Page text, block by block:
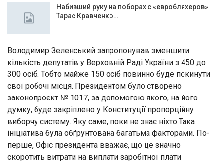
Набивший руку на поборах с «евробляхеров»
Тарас Кравченко…
Володимир Зеленський запропонував зменшити
кількість депутатів у Верховній Раді України з 450 до
300 осіб. Тобто майже 150 осіб повинно буде покинути
свої робочі місця. Президентом було створено
законопроєкт № 1017, за допомогою якого, на його
думку, буде закріплено у Конституції пропорційну
виборчу систему. Яку саме, поки не знає ніхто.Така
ініціатива була обґрунтована багатьма факторами. По-
перше, Офіс президента вважає, що це значно
скоротить витрати на виплати заробітної плати